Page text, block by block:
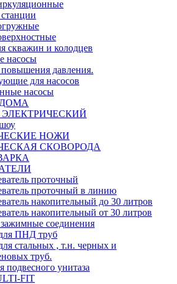
скважин и колодцев
насосы
давления.
для насосов
насосы
НОЖИ
СКОВОРОДА
проточный
проточный в линию
накопительный до 30 литров
накопительный от 30 литров
соединения
ПНД труб
стальных , т.н. черных и
труб.
подвесного унитаза
FIT